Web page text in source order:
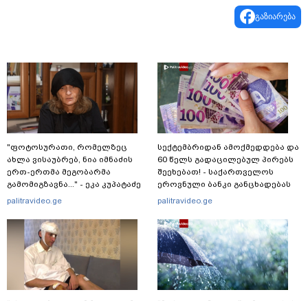
გაზიარება
"ფოტოსურათი, რომელზეც
ახლა ვისაუბრებ, ნია იმნაძის
ერთ-ერთმა მეგობარმა
გამომიგზავნა..." - ეკა კუპატაძე
palitravideo.ge
სექტემბრიდან ამოქმედდება და
60 წელს გადაცილებულ პირებს
შეეხებათ! - საქართველოს
ეროვნული ბანკი განცხადებას
ავრცელებს
palitravideo.ge